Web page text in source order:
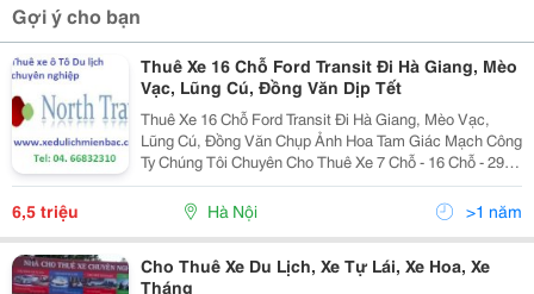
Gợi ý cho bạn
Thuê Xe 16 Chỗ Ford Transit Đi Hà Giang, Mèo
Vạc, Lũng Cú, Đồng Văn Dịp Tết
Thuê Xe 16 Chỗ Ford Transit Đi Hà Giang, Mèo Vạc,
Lũng Cú, Đồng Văn Chụp Ảnh Hoa Tam Giác Mạch Công
Ty Chúng Tôi Chuyên Cho Thuê Xe 7 Chỗ - 16 Chỗ - 29
Chỗ - 35 Chỗ - 45 Chỗ Đời Mới, Lái Xe Chuyên Nghiệp
Chắc Chắn Sẽ Đáp Ứng Mọi Nhu Cầu Thuê Xe Củ
6,5 triệu Hà Nội >1 năm
Cho Thuê Xe Du Lịch, Xe Tự Lái, Xe Hoa, Xe
Tháng